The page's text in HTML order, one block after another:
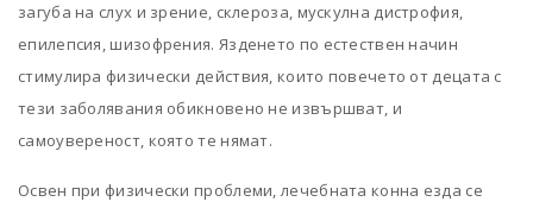
загуба на слух и зрение, склероза, мускулна дистрофия,
епилепсия, шизофрения. Язденето по естествен начин
стимулира физически действия, които повечето от децата с
тези заболявания обикновено не извършват, и
самоувереност, която те нямат.
Освен при физически проблеми, лечебната конна езда се